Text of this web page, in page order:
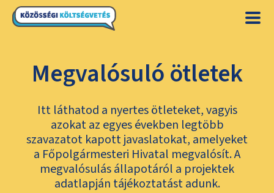
Megvalósuló ötletek
Itt láthatod a nyertes ötleteket, vagyis
azokat az egyes években legtöbb
szavazatot kapott javaslatokat, amelyeket
a Főpolgármesteri Hivatal megvalósít. A
megvalósulás állapotáról a projektek
adatlapján tájékoztatást adunk.